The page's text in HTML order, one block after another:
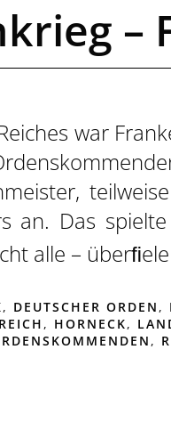
–
war
an. Das
alle –
, DEUTSCHER ORDEN ,
, HORNECK,
,